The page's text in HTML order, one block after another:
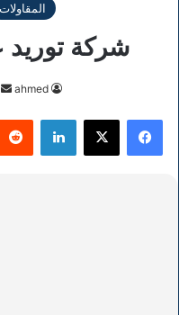
المقاولات
شركة توريد
ahmed
فيسبوك ‫X لينكدإن